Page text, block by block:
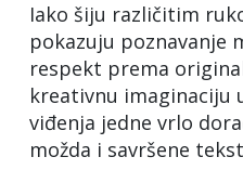
Iako šiju različitim
pokazuju poznavanje
respekt prema
kreativnu imaginaciju
viđenja jedne vrlo
možda i savršene